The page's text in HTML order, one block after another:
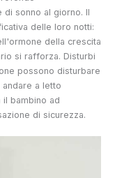
di sonno al giorno. Il
delle loro notti:
della crescita
si rafforza. Disturbi
possono disturbare
a letto
bambino ad
di sicurezza.